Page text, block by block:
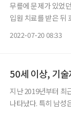
무릎에 문제가 있었
입원 치료를 받은 뒤
2022-07-20 08:33
50세 이상, 기
지난 2019년부터 최
나타났다. 특히 남성